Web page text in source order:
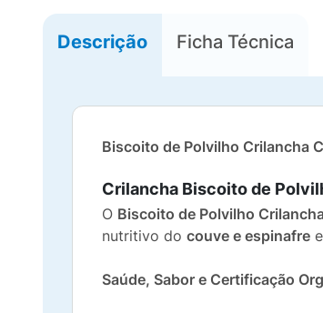
Descrição Ficha Técnica
Biscoito de Polvilho Crilancha
Crilancha Biscoito de
O Biscoito de Polvilho
nutritivo do couve e espinafre
Saúde, Sabor e Certificação